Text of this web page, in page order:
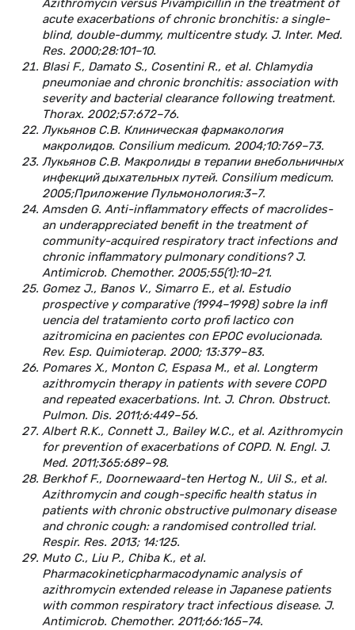
Azithromycin versus Pivampicillin in the treatment of
acute exacerbations of chronic bronchitis: a single-
blind, double-dummy, multicentre study. J. Inter. Med.
Res. 2000;28:101–10.
Blasi F., Damato S., Cosentini R., et al. Chlamydia
pneumoniae and chronic bronchitis: association with
severity and bacterial clearance following treatment.
Thorax. 2002;57:672–76.
Лукьянов С.В. Клиническая фармакология
макролидов. Consilium medicum. 2004;10:769–73.
Лукьянов С.В. Макролиды в терапии внебольничных
инфекций дыхательных путей. Consilium medicum.
2005;Приложение Пульмонология:3–7.
Amsden G. Anti-inflammatory effects of macrolides-
an underappreciated benefit in the treatment of
community-acquired respiratory tract infections and
chronic inflammatory pulmonary conditions? J.
Antimicrob. Chemother. 2005;55(1):10–21.
Gomez J., Banos V., Simarro E., et al. Estudio
prospective y comparative (1994–1998) sobre la infl
uencia del tratamiento corto profi lactico con
azitromicina en pacientes con EPOC evolucionada.
Rev. Esp. Quimioterap. 2000; 13:379–83.
Pomares X., Monton С, Espasa M., et al. Longterm
azithromycin therapy in patients with severe COPD
and repeated exacerbations. Int. J. Chron. Obstruct.
Pulmon. Dis. 2011;6:449–56.
Albert R.K., Connett J., Bailey W.C., et al. Azithromycin
for prevention of exacerbations of COPD. N. Engl. J.
Med. 2011;365:689–98.
Berkhof F., Doornewaard-ten Hertog N., Uil S., et al.
Azithromycin and cough-specific health status in
patients with chronic obstructive pulmonary disease
and chronic cough: a randomised controlled trial.
Respir. Res. 2013; 14:125.
Muto C., Liu P., Chiba K., et al.
Pharmacokineticpharmacodynamic analysis of
azithromycin extended release in Japanese patients
with common respiratory tract infectious disease. J.
Antimicrob. Chemother. 2011;66:165–74.